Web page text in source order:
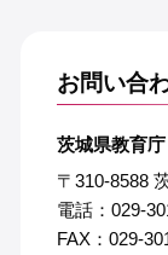
お問い合
茨城県教育
〒310-8588
電話：029-
FAX：029-